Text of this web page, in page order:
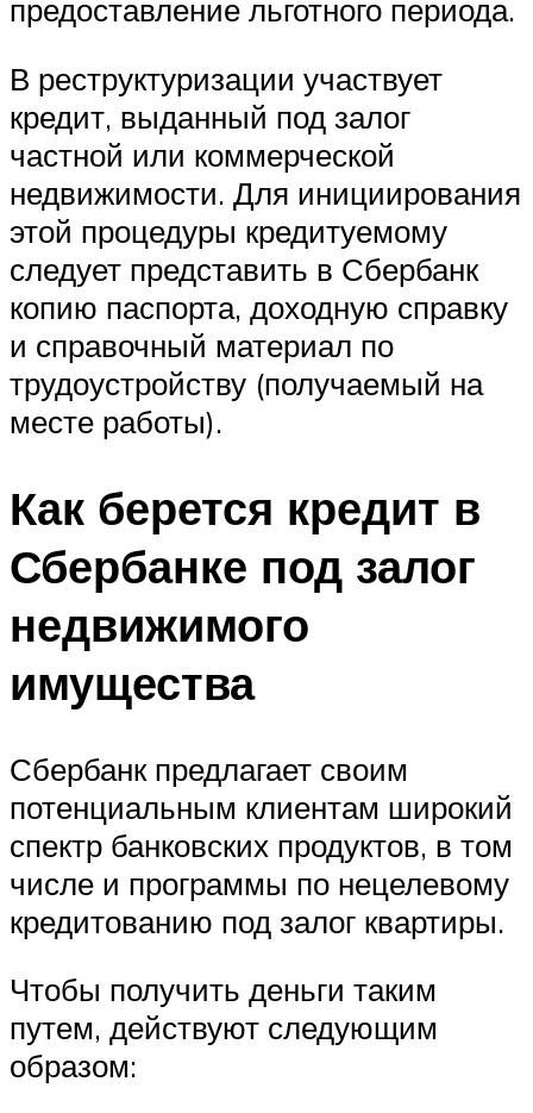
предоставление льготного периода.
В реструктуризации участвует
кредит, выданный под залог
частной или коммерческой
недвижимости. Для инициирования
этой процедуры кредитуемому
следует представить в Сбербанк
копию паспорта, доходную справку
и справочный материал по
трудоустройству (получаемый на
месте работы).
Как берется кредит в
Сбербанке под залог
недвижимого
имущества
Сбербанк предлагает своим
потенциальным клиентам широкий
спектр банковских продуктов, в том
числе и программы по нецелевому
кредитованию под залог квартиры.
Чтобы получить деньги таким
путем, действуют следующим
образом: